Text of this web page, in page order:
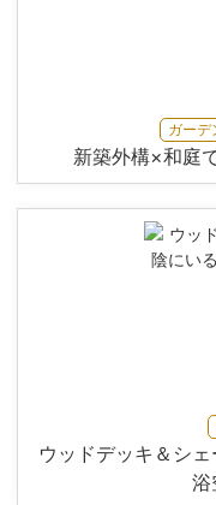
ガーデ
新築外構×和庭
ウッドデッキ＆シ